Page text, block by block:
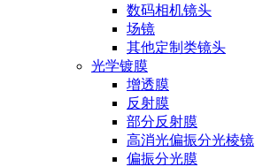
数码相机镜头
场镜
其他定制类镜头
光学镀膜
增透膜
反射膜
部分反射膜
高消光偏振分光棱镜
偏振分光膜